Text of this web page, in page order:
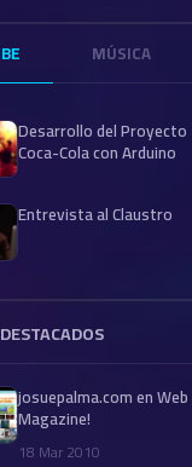
MÚSICA
Desarrollo del
Coca-Cola con Arduino
Entrevista al Claustro
josuepalma.com en
Magazine!
18 Mar 2010